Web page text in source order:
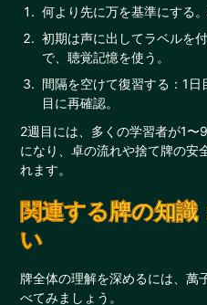
何より先に万を基準にする
初期は声に出してラベルを
で、聴覚記憶を使う。
間隔を空けて復習する：1
目に再確認。
2週目には、多くの学習者が1〜
になり、卓の流れや捨て牌の安
れます。
関連する牌の知
い
牌全体の理解を深めるには、萬
べてみましょう。